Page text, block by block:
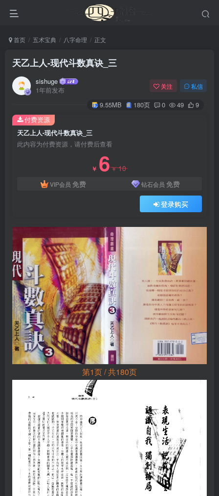
首页 五术宝典 八字命理 正文
天乙上人-现代斗数真诀_三
sishuge
1年前发布
关注 私信
9.55MB 180页 0 49 9
天乙上人-现代斗数真诀_三
此内容为付费资源，请付费后查看
￥ 6￥10
VIP会员 免费 钻石会员 免费
登录购买
付费资源
第1页 / 共180页